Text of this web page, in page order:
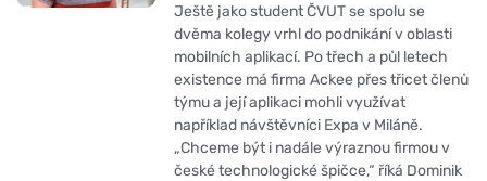
Ještě jako student ČVUT se spolu se
dvěma kolegy vrhl do podnikání v oblasti
mobilních aplikací. Po třech a půl letech
existence má firma Ackee přes třicet členů
týmu a její aplikaci mohli využívat
například návštěvníci Expa v Miláně.
„Chceme být i nadále výraznou firmou v
české technologické špičce,“ říká Dominik